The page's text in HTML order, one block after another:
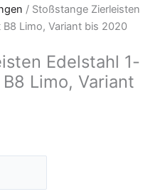
/ Stoßstange Zierleisten
Limo, Variant bis 2020
Edelstahl 1-
Limo, Variant